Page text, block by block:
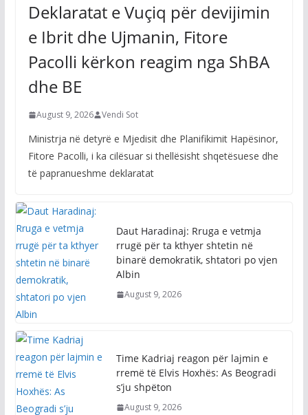
Deklaratat e Vuçiq për devijimin
e Ibrit dhe Ujmanin, Fitore
Pacolli kërkon reagim nga ShBA
dhe BE
August 9, 2026 Vendi Sot
Ministrja në detyrë e Mjedisit dhe Planifikimit Hapësinor,
Fitore Pacolli, i ka cilësuar si thellësisht shqetësuese dhe
të papranueshme deklaratat
Daut Haradinaj: Rruga e vetmja
rrugë për ta kthyer shtetin në
binarë demokratik, shtatori po vjen
Albin
August 9, 2026
Time Kadriaj reagon për lajmin e
rremë të Elvis Hoxhës: As Beogradi
s’ju shpëton
August 9, 2026